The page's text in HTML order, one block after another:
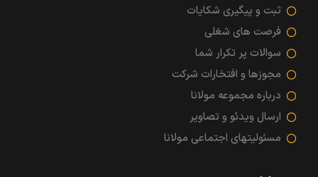
ثبت و پیگیری شکایات
فرصت های شغلی
سوالات پر تکرار شما
مجوزها و افتخارات شرکت
درباره مجموعه مولانا
ارسال ویدئو و تصاویر
مسئولیتهای اجتماعی مولانا